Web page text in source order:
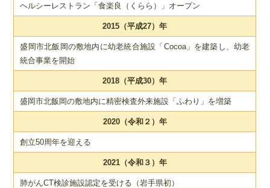
ヘルシーレストラン「食楽良（くらら）」オープン
2015（平成27）年
盛岡市北飯岡の敷地内に幼老統合施設「Cocoa」を建築し、幼老
統合事業を開始
2018（平成30）年
盛岡市北飯岡の敷地内に精密検査外来施設「ふわり」を増築
2020（令和２）年
創立50周年を迎える
2021（令和３）年
肺がんCT検診施設認定を受ける（岩手県初）